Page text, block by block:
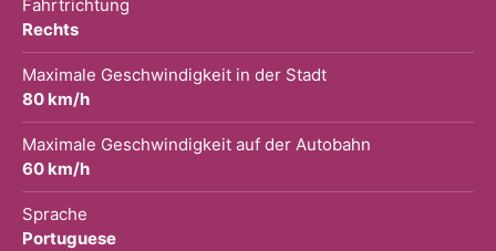
Fahrtrichtung
Rechts
Maximale Geschwindigkeit in der Stadt
80 km/h
Maximale Geschwindigkeit auf der Autobahn
60 km/h
Sprache
Portuguese